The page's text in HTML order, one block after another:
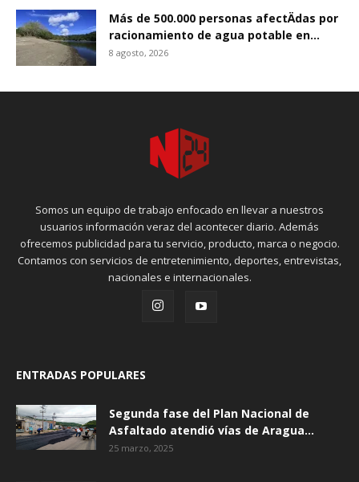
Más de 500.000 personas afectÄdas por
racionamiento de agua potable en...
8 agosto, 2026
Somos un equipo de trabajo enfocado en llevar a nuestros
usuarios información veraz del acontecer diario. Además
ofrecemos publicidad para tu servicio, producto, marca o negocio.
Contamos con servicios de entretenimiento, deportes, entrevistas,
nacionales e internacionales.
ENTRADAS POPULARES
Segunda fase del Plan Nacional de
Asfaltado atendió vías de Aragua...
25 marzo, 2025